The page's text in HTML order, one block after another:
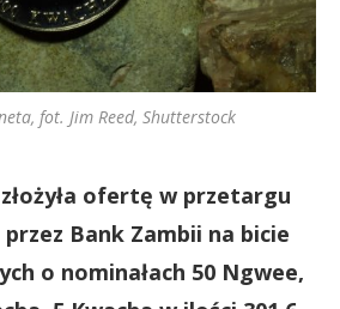
fot. Jim Reed, Shutterstock
ofertę w przetargu
Bank Zambii na bicie
o nominałach 50 Ngwee,